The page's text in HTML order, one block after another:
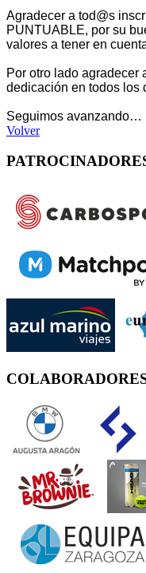
Agradecer a tod@s
PUNTUABLE, por su
valores a tener en
Por otro lado agradecer
dedicación en todos los
Seguimos avanzando…
Volver